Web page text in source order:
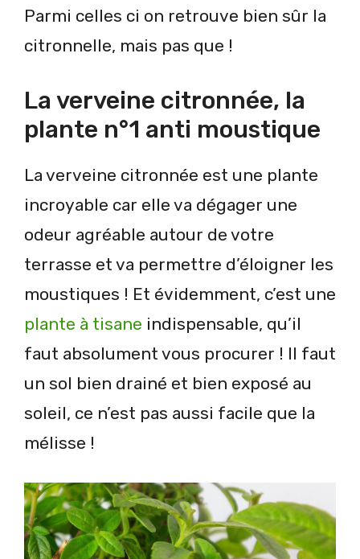
Parmi celles ci on retrouve bien sûr la
citronnelle, mais pas que !
La verveine citronnée, la
plante n°1 anti moustique
La verveine citronnée est une plante
incroyable car elle va dégager une
odeur agréable autour de votre
terrasse et va permettre d’éloigner les
moustiques ! Et évidemment, c’est une
plante à tisane indispensable, qu’il
faut absolument vous procurer ! Il faut
un sol bien drainé et bien exposé au
soleil, ce n’est pas aussi facile que la
mélisse !